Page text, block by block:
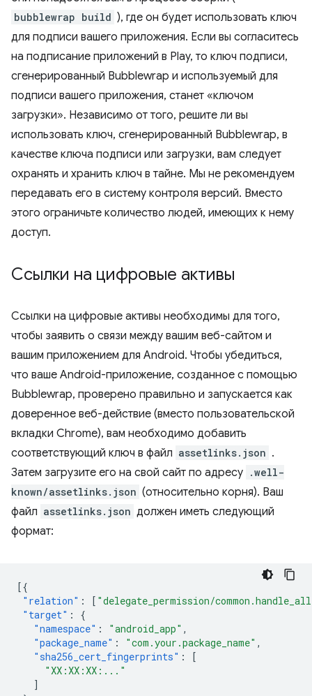
bubblewrap build ), где он будет использовать ключ
для подписи вашего приложения. Если вы согласитесь
на подписание приложений в Play, то ключ подписи,
сгенерированный Bubblewrap и используемый для
подписи вашего приложения, станет «ключом
загрузки». Независимо от того, решите ли вы
использовать ключ, сгенерированный Bubblewrap, в
качестве ключа подписи или загрузки, вам следует
охранять и хранить ключ в тайне. Мы не рекомендуем
передавать его в систему контроля версий. Вместо
этого ограничьте количество людей, имеющих к нему
доступ.
Ссылки на цифровые активы
Ссылки на цифровые активы необходимы для того,
чтобы заявить о связи между вашим веб-сайтом и
вашим приложением для Android. Чтобы убедиться,
что ваше Android-приложение, созданное с помощью
Bubblewrap, проверено правильно и запускается как
доверенное веб-действие (вместо пользовательской
вкладки Chrome), вам необходимо добавить
соответствующий ключ в файл assetlinks.json .
Затем загрузите его на свой сайт по адресу .well-
known/assetlinks.json (относительно корня). Ваш
файл assetlinks.json должен иметь следующий
формат:
[{
"relation" : [ "delegate_permission/
"target" :
{
"namespace" : "android_app" ,
"package_name" : "com.your.package_name" ,
"sha256_cert_fingerprints" :
[
"XX:XX:XX:..."
]